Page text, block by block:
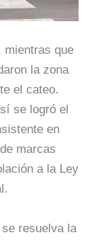
mientras que
la zona
el cateo.
se logró el
en
marcas
a la Ley
resuelva la